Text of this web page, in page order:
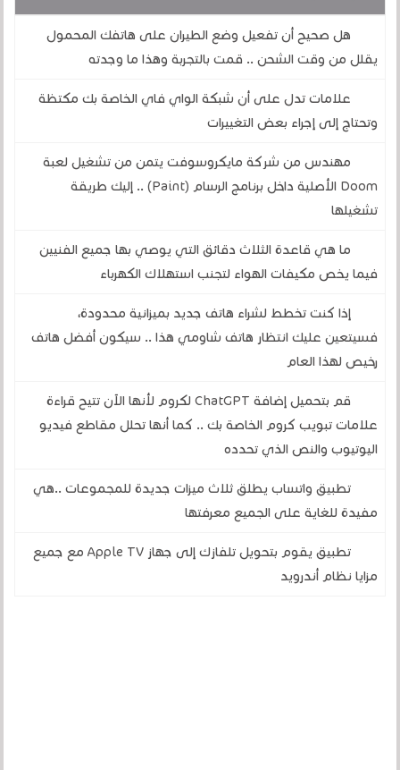
هل صحيح أن تفعيل وضع الطيران على هاتفك المحمول
يقلل من وقت الشحن .. قمت بالتجربة وهذا ما وجدته
علامات تدل على أن شبكة الواي فاي الخاصة بك مكتظة
وتحتاج إلى إجراء بعض التغييرات
مهندس من شركة مايكروسوفت يتمن من تشغيل لعبة
Doom الأصلية داخل برنامج الرسام (Paint) .. إليك طريقة
تشغيلها
ما هي قاعدة الثلاث دقائق التي يوصي بها جميع الفنيين
فيما يخص مكيفات الهواء لتجنب استهلاك الكهرباء
إذا كنت تخطط لشراء هاتف جديد بميزانية محدودة،
فسيتعين عليك انتظار هاتف شاومي هذا .. سيكون أفضل هاتف
رخيص لهذا العام
قم بتحميل إضافة ChatGPT لكروم لأنها الآن تتيح قراءة
علامات تبويب كروم الخاصة بك .. كما أنها تحلل مقاطع فيديو
اليوتيوب والنص الذي تحدده
تطبيق واتساب يطلق ثلاث ميزات جديدة للمجموعات ..هي
مفيدة للغاية على الجميع معرفتها
تطبيق يقوم بتحويل تلفازك إلى جهاز Apple TV مع جميع
مزايا نظام أندرويد